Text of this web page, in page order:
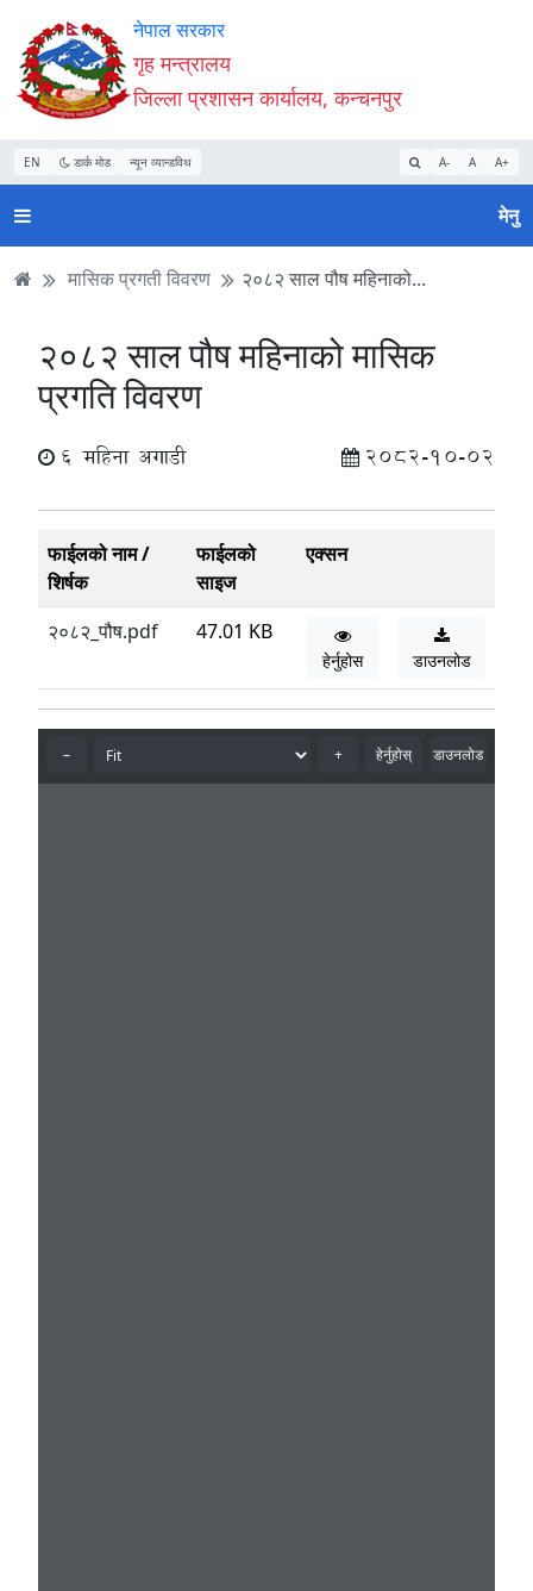
Accessibility
Mode
सुरु
गर्नुहोस्
सामाग्री
पढ्नुहाेस्
नेभिगेसन
पढ्नुहाेस्
वेबसाइट
खोजमा
जानुहोस्
नेपाल सरकार
गृह मन्त्रालय
जिल्ला प्रशासन कार्यालय, कन्चनपुर
EN डार्क मोड न्यून व्यान्डविथ A- A A+
मेनु
मासिक प्रगती विवरण २०८२ साल पौष महिनाको...
२०८२ साल पौष महिनाको मासिक
प्रगति विवरण
6 महिना अगाडी 2082-10-02
फाईलको नाम /
शिर्षक
फाईलको
साइज
एक्सन
२०८२_पौष.pdf 47.01 KB
हेर्नुहोस डाउनलोड